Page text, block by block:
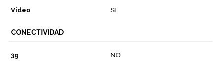
Video SI
CONECTIVIDAD
3g NO